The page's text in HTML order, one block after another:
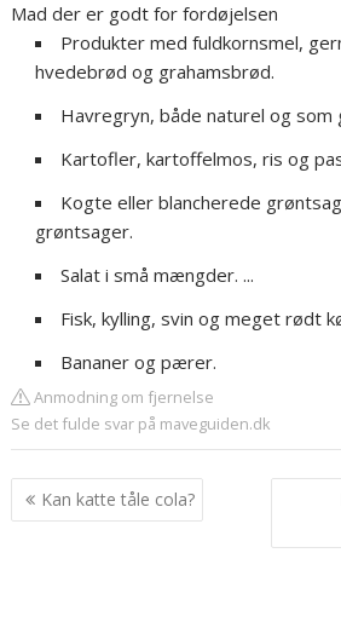
Mad der er godt for fordøjelsen
Produkter med fuldkornsmel,
hvedebrød og grahamsbrød.
Havregryn, både naturel og som
Kartofler, kartoffelmos, ris og
Kogte eller blancherede
grøntsager.
Salat i små mængder. ...
Fisk, kylling, svin og meget rødt
Bananer og pærer.
Anmodning om fjernelse
Se det fulde svar på maveguiden.dk
Indlægsnavigation
Kan katte tåle cola?